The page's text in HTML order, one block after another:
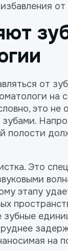
от
на
это не
полости
. Это
этапу
на